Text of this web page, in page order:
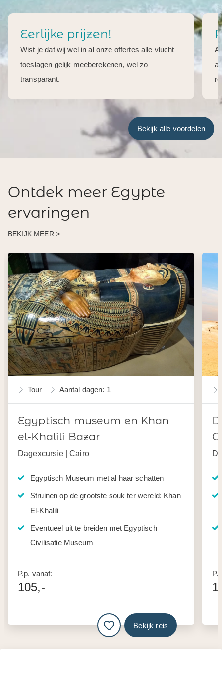
Eerlijke prijzen!
Wist je dat wij wel in al onze offertes alle vlucht
toeslagen gelijk meeberekenen, wel zo
transparant.
Bekijk alle voordelen
Ontdek meer Egypte
ervaringen
BEKIJK MEER >
Tour Aantal dagen: 1
Egyptisch museum en Khan
el-Khalili Bazar
Dagexcursie | Cairo
Egyptisch Museum met al haar schatten
Struinen op de grootste souk ter wereld: Khan
El-Khalili
Eventueel uit te breiden met Egyptisch
Civilisatie Museum
P.p. vanaf:
105,-
Bekijk reis